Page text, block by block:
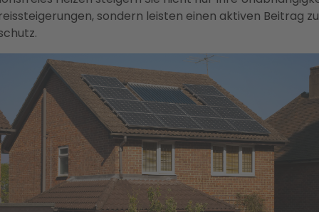
sondern leisten einen aktiven Beitrag